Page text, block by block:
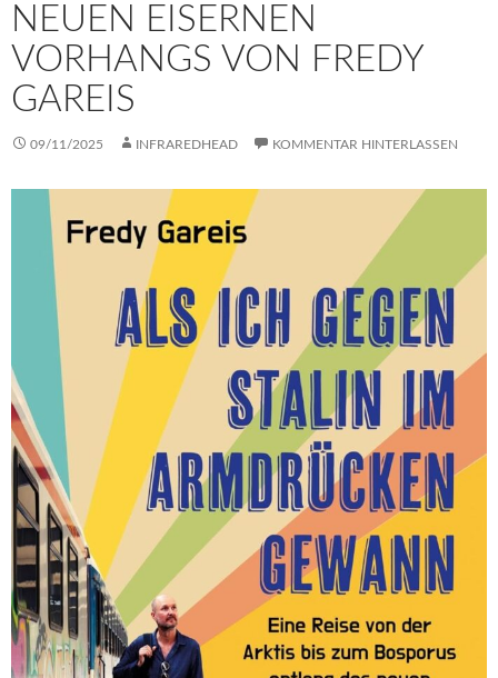
NEUEN EISERNEN
VORHANGS VON FREDY
GAREIS
09/11/2025 INFRAREDHEAD KOMMENTAR HINTERLASSEN